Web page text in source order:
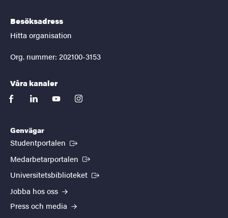
Besöksadress
Hitta organisation
Org. nummer: 202100-3153
Våra kanaler
facebooklinkedinyoutubeinstagram
Genvägar
Studentportalen (Extern länk)
Medarbetarportalen (Extern länk)
Universitetsbiblioteket (Extern länk)
Jobba hos oss
Press och media